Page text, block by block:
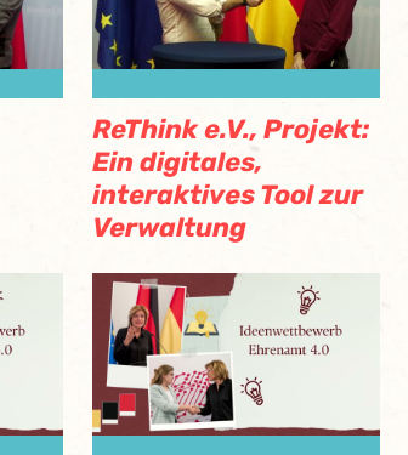
ReThink e.V., Projekt:
Ein digitales,
interaktives Tool zur
Verwaltung